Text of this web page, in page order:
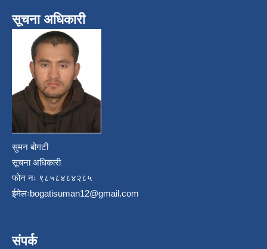
सूचना अधिकारी
सुमन बोगटी
सूचना अधिकारी
फोन नः ९८५८४८४२८५
ईमेलःbogatisuman12@gmail.com
संपर्क